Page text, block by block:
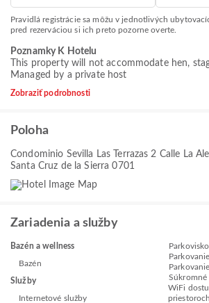
Pravidlá registrácie sa môžu v jednotlivých
pred rezerváciou si ich preto pozorne overte.
Poznamky K Hotelu
This property will not accommodate hen,
Managed by a private host
Zobraziť podrobnosti
Poloha
Condominio Sevilla Las Terrazas 2 Calle La
Santa Cruz de la Sierra 0701
Zariadenia a služby
Bazén a wellness
Bazén
Služby
Internetové služby
Parkovisko
WiFi
priestoroch